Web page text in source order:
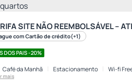
SITE NÃO REEMBOLSÁVEL –
com Cartão de crédito(+1)
DOS PAIS -20%
Café da Manhã Estacionamento Wi-fi
mais